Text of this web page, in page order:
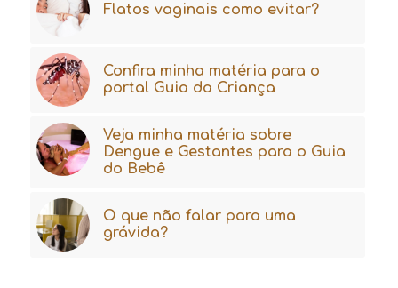
Flatos vaginais como evitar?
Confira minha matéria para o
portal Guia da Criança
Veja minha matéria sobre
Dengue e Gestantes para o Guia
do Bebê
O que não falar para uma
grávida?